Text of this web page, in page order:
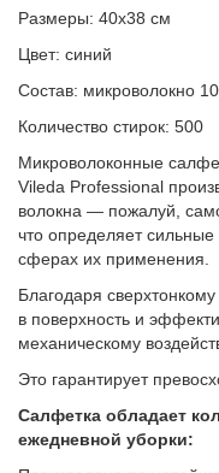
Размеры: 40x38 см
Цвет: синий
Состав: микроволокно
Количество стирок: 500
Микроволоконные
Vileda Professional
волокна — пожалуй,
что определяет
сферах их применения.
Благодаря
в поверхность и
механическому
Это гарантирует
Салфетка обладает
ежедневной уборки: